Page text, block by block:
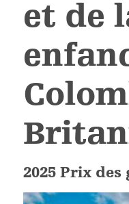
et de
2025 Prix des